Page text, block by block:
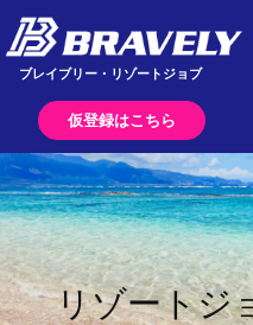
Main
ブレイブリー・リゾートジョブ
仮登録はこちら
リゾートジ